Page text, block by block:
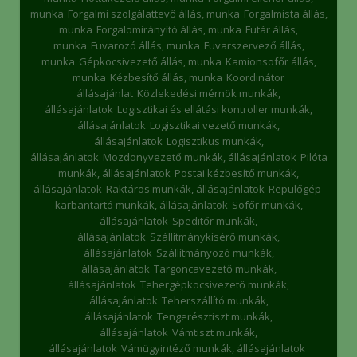
munka Forgalmi szolgálattevő állás, munka Forgalmista állás,
munka Forgalomirányító állás, munka Futár állás,
munka Fuvarozó állás, munka Fuvarszervező állás,
munka Gépkocsivezető állás, munka Kamionsofőr állás,
munka Kézbesítő állás, munka Koordinátor
állásajánlat Közlekedési mérnök munkák,
állásajánlatok Logisztikai és ellátási kontroller munkák,
állásajánlatok Logisztikai vezető munkák,
állásajánlatok Logisztikus munkák,
állásajánlatok Mozdonyvezető munkák, állásajánlatok Pilóta
munkák, állásajánlatok Postai kézbesítő munkák,
állásajánlatok Raktáros munkák, állásajánlatok Repülőgép-
karbantartó munkák, állásajánlatok Sofőr munkák,
állásajánlatok Speditőr munkák,
állásajánlatok Szállítmánykísérő munkák,
állásajánlatok Szállítmányozó munkák,
állásajánlatok Targoncavezető munkák,
állásajánlatok Tehergépkocsivezető munkák,
állásajánlatok Teherszállító munkák,
állásajánlatok Tengerésztiszt munkák,
állásajánlatok Vámtiszt munkák,
állásajánlatok Vámügyintéző munkák, állásajánlatok